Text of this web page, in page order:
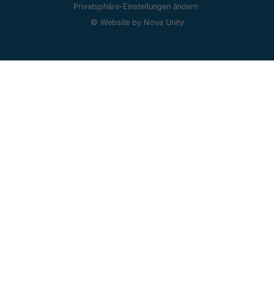
Privatsphäre-Einstellungen ändern
© Website by Nova Unity